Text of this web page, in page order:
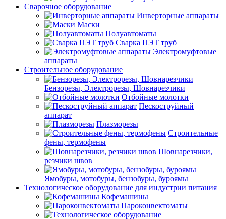
Сварочное оборудование
Инверторные аппараты
Маски
Полуавтоматы
Сварка ПЭТ труб
Электромуфтовые
аппараты
Строительное оборудование
Бензорезы, Электрорезы, Шовнарезчики
Отбойные молотки
Пескоструйный
аппарат
Плазморезы
Строительные
фены, термофены
Шовнарезчики,
резчики швов
Ямобуры, мотобуры, бензобуры, буроямы
Технологическое оборудование для индустрии питания
Кофемашины
Пароконвектоматы